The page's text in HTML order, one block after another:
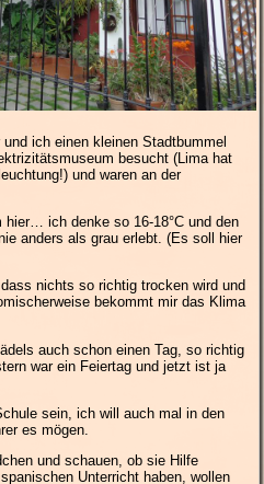
ich einen kleinen Stadtbummel
besucht (Lima hat
und waren an der
hier… ich denke so 16-18°C und den
anders als grau erlebt. (Es soll hier
nichts so richtig trocken wird und
bekommt mir das Klima
auch schon einen Tag, so richtig
war ein Feiertag und jetzt ist ja
sein, ich will auch mal in den
es mögen.
und schauen, ob sie Hilfe
Unterricht haben, wollen